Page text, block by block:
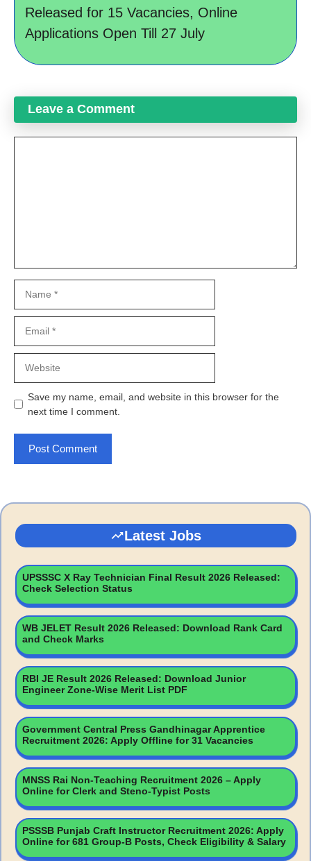
Released for 15 Vacancies, Online
Applications Open Till 27 July
Leave a Comment
Save my name, email, and website in this browser for the
next time I comment.
Latest Jobs
UPSSSC X Ray Technician Final Result 2026 Released:
Check Selection Status
WB JELET Result 2026 Released: Download Rank Card
and Check Marks
RBI JE Result 2026 Released: Download Junior
Engineer Zone-Wise Merit List PDF
Government Central Press Gandhinagar Apprentice
Recruitment 2026: Apply Offline for 31 Vacancies
MNSS Rai Non-Teaching Recruitment 2026 – Apply
Online for Clerk and Steno-Typist Posts
PSSSB Punjab Craft Instructor Recruitment 2026: Apply
Online for 681 Group-B Posts, Check Eligibility & Salary